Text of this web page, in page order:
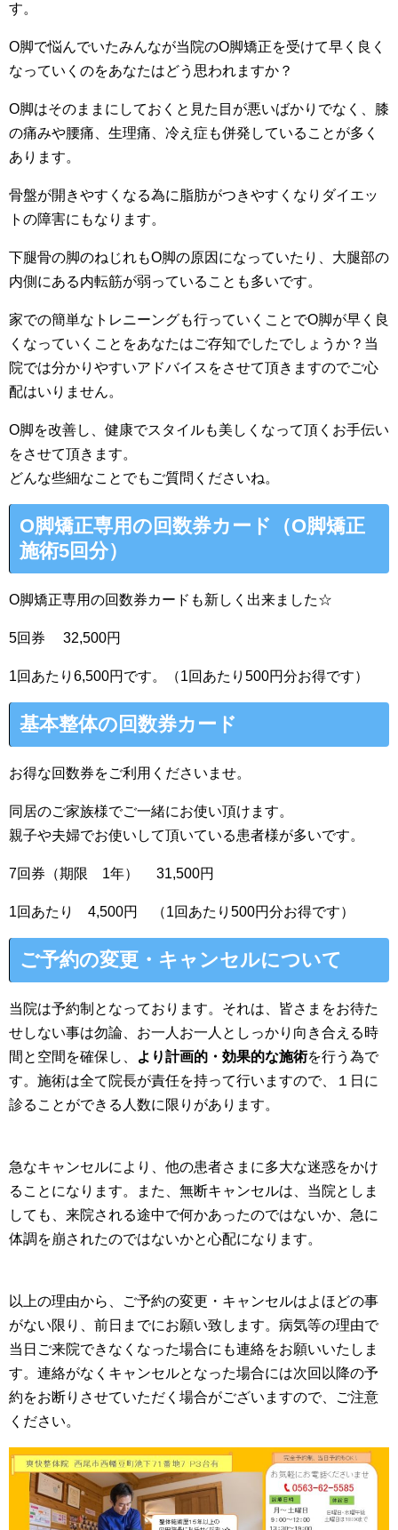
す。
O脚で悩んでいたみんなが当院のO脚矯正を受けて早く良く
なっていくのをあなたはどう思われますか？
O脚はそのままにしておくと見た目が悪いばかりでなく、膝
の痛みや腰痛、生理痛、冷え症も併発していることが多く
あります。
骨盤が開きやすくなる為に脂肪がつきやすくなりダイエッ
トの障害にもなります。
下腿骨の脚のねじれもO脚の原因になっていたり、大腿部の
内側にある内転筋が弱っていることも多いです。
家での簡単なトレニーングも行っていくことでO脚が早く良
くなっていくことをあなたはご存知でしたでしょうか？当
院では分かりやすいアドバイスをさせて頂きますのでご心
配はいりません。
O脚を改善し、健康でスタイルも美しくなって頂くお手伝い
をさせて頂きます。
どんな些細なことでもご質問くださいね。
O脚矯正専用の回数券カード（O脚矯正
施術5回分）
O脚矯正専用の回数券カードも新しく出来ました☆
5回券 32,500円
1回あたり6,500円です。（1回あたり500円分お得です）
基本整体の回数券カード
お得な回数券をご利用くださいませ。
同居のご家族様でご一緒にお使い頂けます。
親子や夫婦でお使いして頂いている患者様が多いです。
7回券（期限 1年） 31,500円
1回あたり 4,500円 （1回あたり500円分お得です）
ご予約の変更・キャンセルについて
当院は予約制となっております。それは、皆さまをお待た
せしない事は勿論、お一人お一人としっかり向き合える時
間と空間を確保し、
より計画的・効果的な施術を行う為で
す。施術は全て院長が責任を持って行いますので、１日に
診ることができる人数に限りがあります。
急なキャンセルにより、他の患者さまに多大な迷惑をかけ
ることになります。また、無断キャンセルは、当院としま
しても、来院される途中で何かあったのではないか、急に
体調を崩されたのではないかと心配になります。
以上の理由から、ご予約の変更・キャンセルはよほどの事
がない限り、前日までにお願い致します。病気等の理由で
当日ご来院できなくなった場合にも連絡をお願いいたしま
す。連絡がなくキャンセルとなった場合には次回以降の予
約をお断りさせていただく場合がございますので、ご注意
ください。